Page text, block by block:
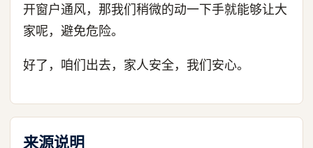
开窗户通风，那我们稍微的动一下手就能够让大
家呢，避免危险。
好了，咱们出去，家人安全，我们安心。
来源说明